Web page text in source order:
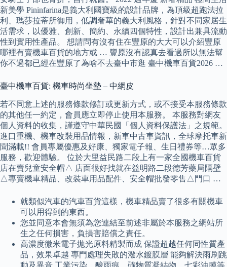
新美學 Pininfarina是義大利國寶級的設計品牌，為頂級超跑法拉
利、瑪莎拉蒂所御用，低調奢華的義大利風格，針對不同家居生
活需求，以優雅、創新、簡約、永續四個特性，設計出兼具流動
性到實用性產品。 想請問有沒有住在豐原的大大可以介紹豐原
哪裡有賣機車百貨的地方或 … 豐原沒有認真去看過所以無法幫
你不過都已經在豐原了為啥不去臺中市逛 臺中機車百貨2026 …
臺中機車百貨: 機車時尚坐墊 – 中網皮
若不同意上述的服務條款修訂或更新方式，或不接受本服務條款
的其他任一約定，會員應立即停止使用本服務。 本服務對網友
個人資料的收集，謹遵守中華民國「個人資料保護法」之規範。
進口重機、機車改裝用品情報，新車中古車資訊，全球摩托車新
聞滿載!! 會員專屬優惠及好康、獨家電子報、生日禮券等…眾多
服務，歡迎體驗。 位於大里益民路二段上有一家全國機車百貨
店在賣兒童安全帽△ 店面很好找就在益明路二段德芳藥局隔壁
△專賣機車精品、改裝車用品配件、安全帽批發零售△門口 …
就類似汽車的汽車百貨這樣，機車精品賣了很多有關機車
可以用得到的東西。
您並同意本會無須為您連結至前述非屬於本服務之網站所
生之任何損害，負損害賠償之責任。
高濃度微米電子拋光原料精製而成 保證超越任何同性質產
品，效果卓越 專門處理失敗的潑水鍍膜層 能夠解決雨刷跳
動及異音 工業污染、酸雨痕、礦物質凝結物、七彩油膜等